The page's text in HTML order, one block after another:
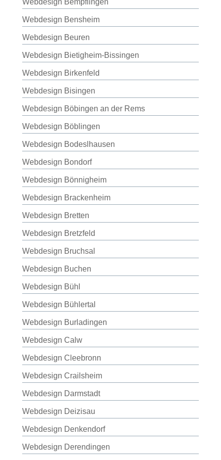
Webdesign Bempflingen
Webdesign Bensheim
Webdesign Beuren
Webdesign Bietigheim-Bissingen
Webdesign Birkenfeld
Webdesign Bisingen
Webdesign Böbingen an der Rems
Webdesign Böblingen
Webdesign Bodeslhausen
Webdesign Bondorf
Webdesign Bönnigheim
Webdesign Brackenheim
Webdesign Bretten
Webdesign Bretzfeld
Webdesign Bruchsal
Webdesign Buchen
Webdesign Bühl
Webdesign Bühlertal
Webdesign Burladingen
Webdesign Calw
Webdesign Cleebronn
Webdesign Crailsheim
Webdesign Darmstadt
Webdesign Deizisau
Webdesign Denkendorf
Webdesign Derendingen